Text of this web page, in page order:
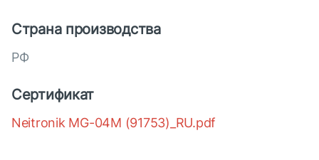
Страна производства
РФ
Сертификат
Neitronik MG-04M (91753)_RU.pdf